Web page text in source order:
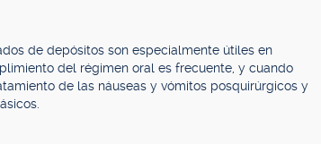
de depósitos son especialmente útiles en
del régimen oral es frecuente, y cuando
de las náuseas y vómitos posquirúrgicos y